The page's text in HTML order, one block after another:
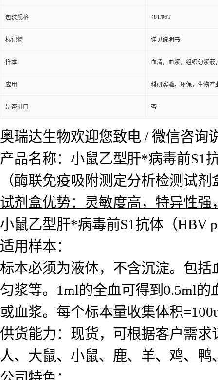
包装规格 48T/96T
标记物 详见说明书
样本 血清，血浆，组织匀浆液
应用 科研实验，环保，生物产
是否进口 否
奥瑞达生物欢迎您致电 / 微信咨询
产品名称：小鼠乙型肝*病毒前S1
（酶联免疫吸附测定分析检测试剂
试剂盒优势：灵敏度高，特异性
小鼠乙型肝*病毒前S1抗体（HBV
适用样本：
标本必须为液体，不含沉淀。包
匀浆等。1ml的全血可得到0.5ml的
或血浆。每个标本量收集体积
供货能力：现货，可根据客户需
人、大鼠、小鼠、鹿、羊、鸡、